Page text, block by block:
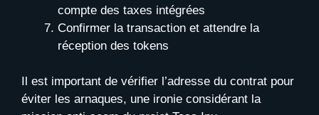
compte des taxes intégrées
Confirmer la transaction et attendre la
réception des tokens
Il est important de vérifier l’adresse du contrat pour
éviter les arnaques, une ironie considérant la